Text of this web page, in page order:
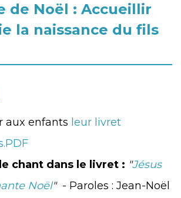
de Noël : Accueillir
la naissance du fils
aux enfants leur livret
chant dans le livret : "Jésus
Noël"- Paroles : Jean-Noël